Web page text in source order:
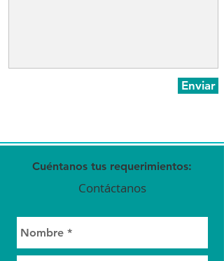
Enviar
Cuéntanos tus requerimientos:
Contáctanos